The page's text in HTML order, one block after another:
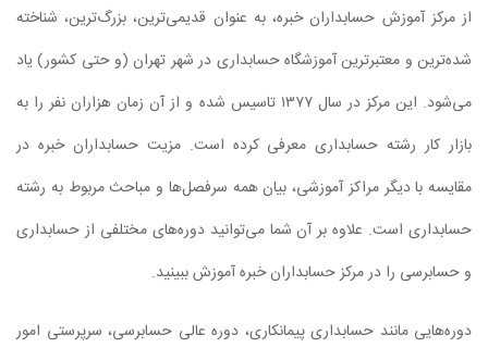
از مرکز آموزش حسابداران خبره، به عنوان قدیمی‌ترین، بزرگ‌ترین، شناخته
شده‌ترین و معتبرترین آموزشگاه حسابداری در شهر تهران (و حتی کشور) یاد
می‌شود. این مرکز در سال ۱۳۷۷ تاسیس شده و از آن زمان هزاران نفر را به
بازار کار رشته حسابداری معرفی کرده است. مزیت حسابداران خبره در
مقایسه با دیگر مراکز آموزشی، بیان همه سرفصل‌ها و مباحث مربوط به رشته
حسابداری است. علاوه بر آن شما می‌توانید دوره‌های مختلفی از حسابداری
و حسابرسی را در مرکز حسابداران خبره آموزش ببینید.
دوره‌هایی مانند حسابداری پیمانکاری، دوره عالی حسابرسی، سرپرستی امور